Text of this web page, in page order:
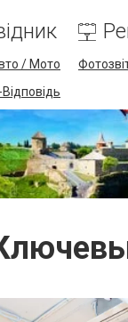
/ Мото